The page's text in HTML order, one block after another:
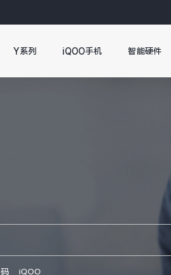
Y系列 iQOO手机 智能硬件
iQOO